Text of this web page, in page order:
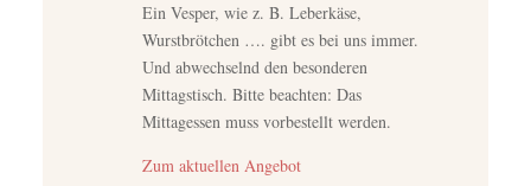
Ein Vesper, wie z. B. Leberkäse,
Wurstbrötchen …. gibt es bei uns immer.
Und abwechselnd den besonderen
Mittagstisch. Bitte beachten: Das
Mittagessen muss vorbestellt werden.
Zum aktuellen Angebot